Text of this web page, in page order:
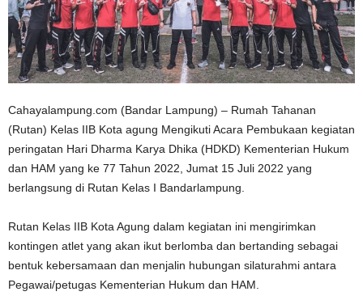
Cahayalampung.com (Bandar Lampung) – Rumah Tahanan
(Rutan) Kelas IIB Kota agung Mengikuti Acara Pembukaan kegiatan
peringatan Hari Dharma Karya Dhika (HDKD) Kementerian Hukum
dan HAM yang ke 77 Tahun 2022, Jumat 15 Juli 2022 yang
berlangsung di Rutan Kelas I Bandarlampung.
Rutan Kelas IIB Kota Agung dalam kegiatan ini mengirimkan
kontingen atlet yang akan ikut berlomba dan bertanding sebagai
bentuk kebersamaan dan menjalin hubungan silaturahmi antara
Pegawai/petugas Kementerian Hukum dan HAM.